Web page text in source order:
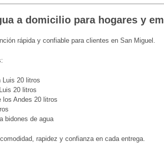
a domicilio para hogares y
rápida y confiable para clientes en San Miguel.
Luis 20 litros
20 litros
los Andes 20 litros
bidones de agua
rapidez y confianza en cada entrega.